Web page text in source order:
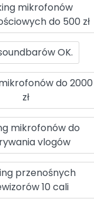
mikrofonów
do 500 zł
OK.
do 2000
zł
mikrofonów do
vlogów
przenośnych
10 cali